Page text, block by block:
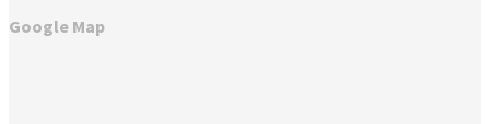
Google Map